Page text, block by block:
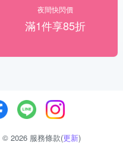
夜間快閃價
滿1件享85折
© 2026 服務條款(更新)